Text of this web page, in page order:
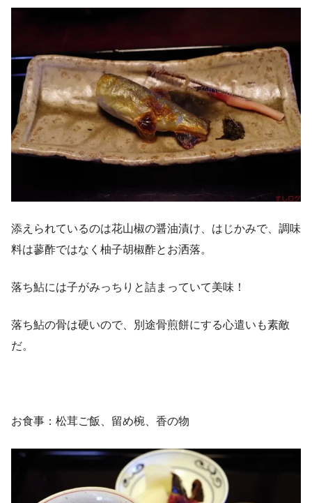
添えられているのは花山椒の醤油漬け、はじかみで、調味
料は蓼酢ではなく柚子胡椒酢とお洒落。
落ち鮎には子がみっちりと詰まっていて美味！
落ち鮎の骨は硬いので、別途骨煎餅にする心遣いも素敵
だ。
お食事：松茸ご飯、留め椀、香の物